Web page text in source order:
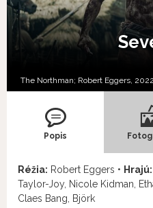
The Northman; Robert Eggers,
Popis
Réžia: Robert Eggers • Hrajú:
Taylor-Joy, Nicole Kidman,
Claes Bang, Björk